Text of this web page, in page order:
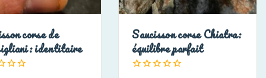
corse de
identitaire
Saucisson corse Chiatra:
équilibre parfait